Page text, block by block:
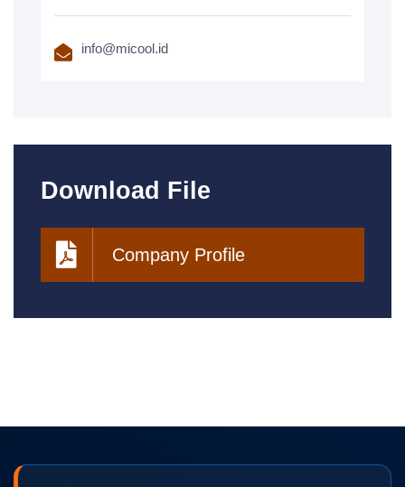
info@micool.id
Download File
Company Profile